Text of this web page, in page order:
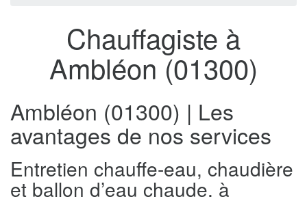
Chauffagiste à
Ambléon (01300)
Ambléon (01300) | Les
avantages de nos services
Entretien chauffe-eau, chaudière
et ballon d’eau chaude, à